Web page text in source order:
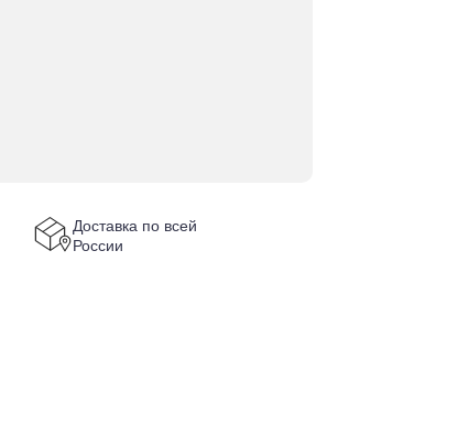
Доставка по всей
России